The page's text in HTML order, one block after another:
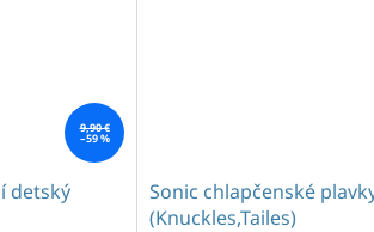
9,90 €
–59 %
detský
Sonic chlapčenské
(Knuckles,Tailes)